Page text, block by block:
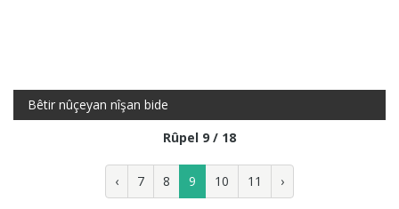
Bêtir nûçeyan nîşan bide
Rûpel 9 / 18
‹ 7 8 9 10 11 ›